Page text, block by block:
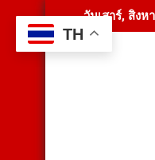
to
content
วันเสาร์, สิงห
TH